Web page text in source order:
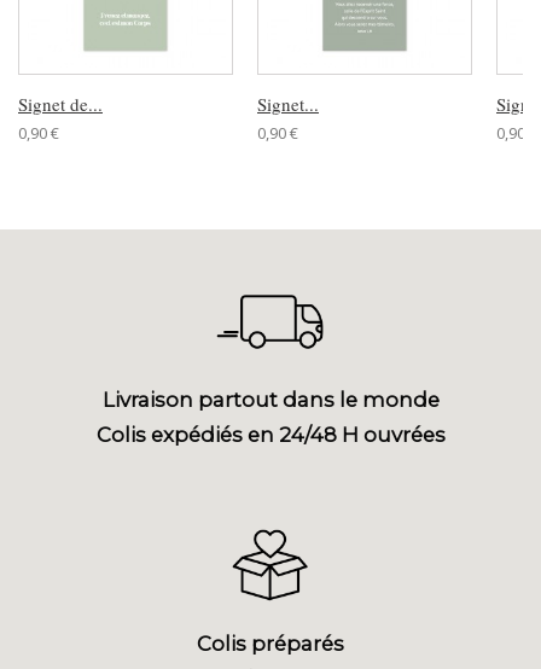
Signet de...
0,90 €
Signet...
0,90 € 0,90 €
Livraison partout dans le monde
Colis expédiés en 24/48 H ouvrées
Colis préparés